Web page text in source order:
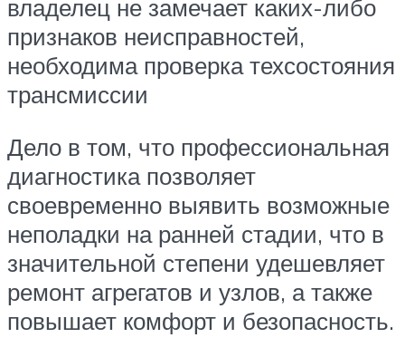
владелец не замечает каких-либо
признаков неисправностей,
необходима проверка техсостояния
трансмиссии
Дело в том, что профессиональная
диагностика позволяет
своевременно выявить возможные
неполадки на ранней стадии, что в
значительной степени удешевляет
ремонт агрегатов и узлов, а также
повышает комфорт и безопасность.